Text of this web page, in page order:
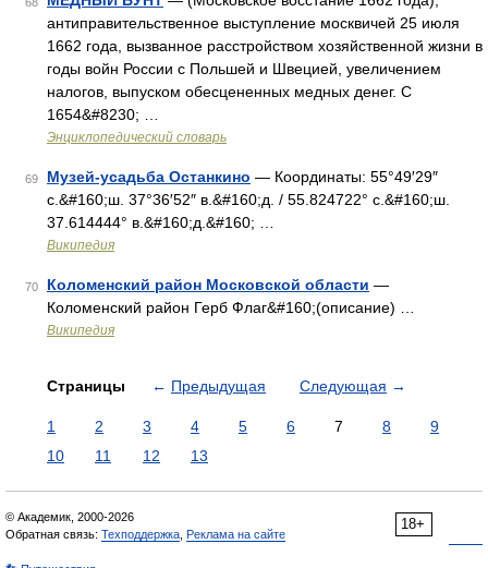
антиправительственное выступление москвичей 25 июля
1662 года, вызванное расстройством хозяйственной жизни в
годы войн России с Польшей и Швецией, увеличением
налогов, выпуском обесцененных медных денег. С
1654&#8230; …
Энциклопедический словарь
69 Музей-усадьба Останкино — Координаты: 55°49′29″
с.&#160;ш. 37°36′52″ в.&#160;д. / 55.824722° с.&#160;ш.
37.614444° в.&#160;д.&#160; …
Википедия
70 Коломенский район Московской области —
Коломенский район Герб Флаг&#160;(описание) …
Википедия
Страницы ← Предыдущая Следующая →
1 2 3 4 5 6 7 8
9
10
11 12 13
18+
© Академик, 2000-2026
Обратная связь: Техподдержка Реклама на сайте